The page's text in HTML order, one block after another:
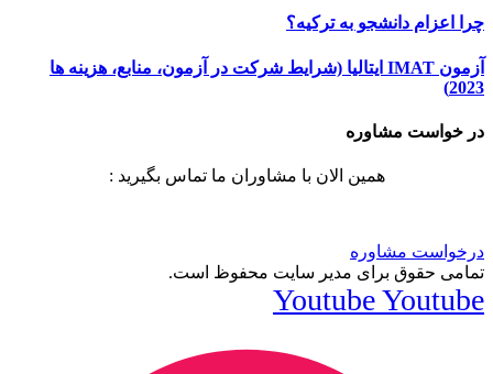
چرا اعزام دانشجو به ترکیه؟
آزمون IMAT ایتالیا (شرایط شرکت در آزمون، منابع، هزینه ها
2023)
در خواست مشاوره
همین الان با مشاوران ما تماس بگیرید :
درخواست مشاوره
تمامی حقوق برای مدیر سایت محفوظ است.
YoutubeYoutube